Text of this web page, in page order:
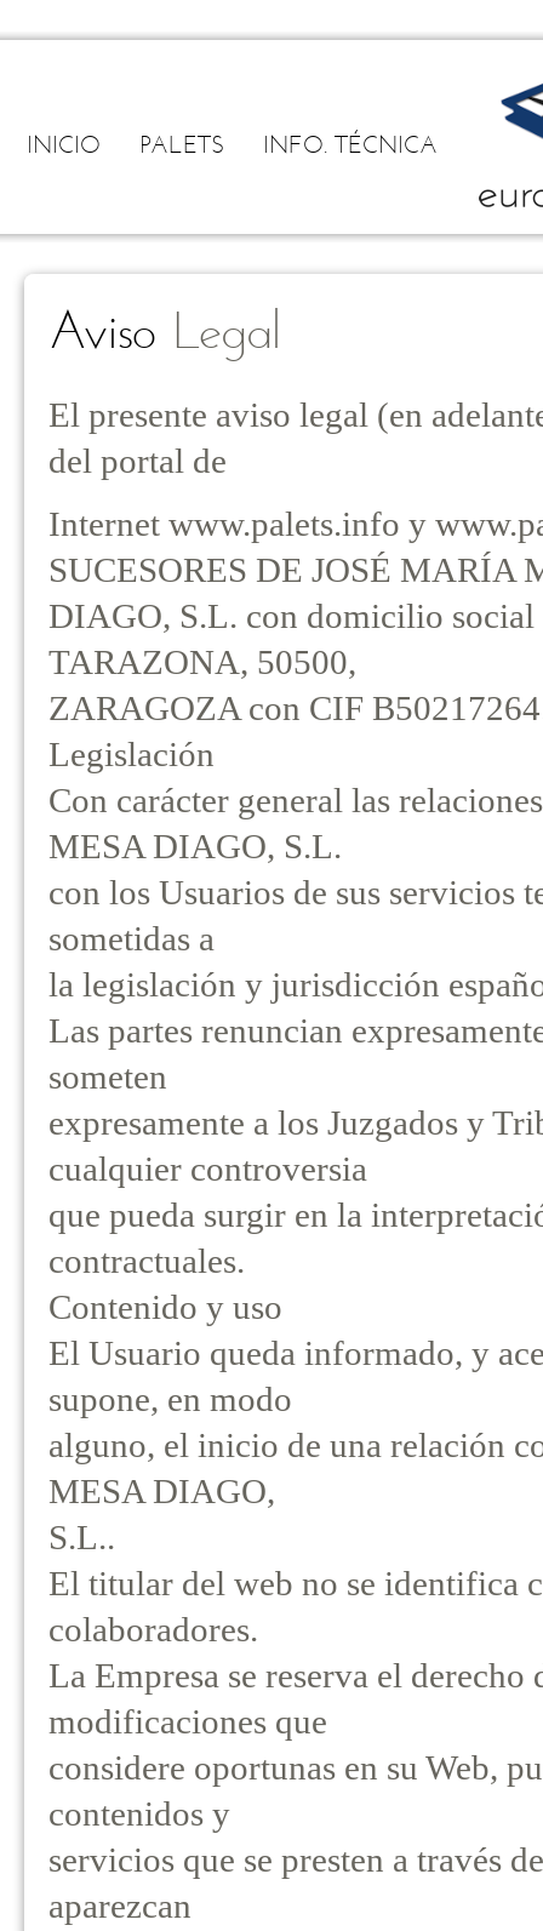
INICIO PALETS INFO. TÉCNICA
Aviso Legal
El presente aviso legal (en
del portal de
Internet www.palets.info y
SUCESORES DE JOSÉ MARÍA
DIAGO, S.L. con domicilio
TARAZONA, 50500,
ZARAGOZA con CIF
Legislación
Con carácter general las
MESA DIAGO, S.L.
con los Usuarios de sus servicios
sometidas a
la legislación y jurisdicción
Las partes renuncian
someten
expresamente a los Juzgados y
cualquier controversia
que pueda surgir en la
contractuales.
Contenido y uso
El Usuario queda informado, y
supone, en modo
alguno, el inicio de una relación
MESA DIAGO,
S.L..
El titular del web no se identifica
colaboradores.
La Empresa se reserva el
modificaciones que
considere oportunas en su Web,
contenidos y
servicios que se presten a través
aparezcan